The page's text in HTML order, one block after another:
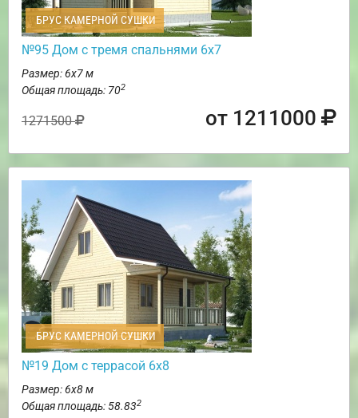
БРУС КАМЕРНОЙ СУШКИ
№95 Дом с тремя спальнями 6х7
Размер: 6х7 м
Общая площадь: 702
1271500 от 1211000
БРУС КАМЕРНОЙ СУШКИ
№19 Дом с террасой 6х8
Размер: 6х8 м
Общая площадь: 58.832